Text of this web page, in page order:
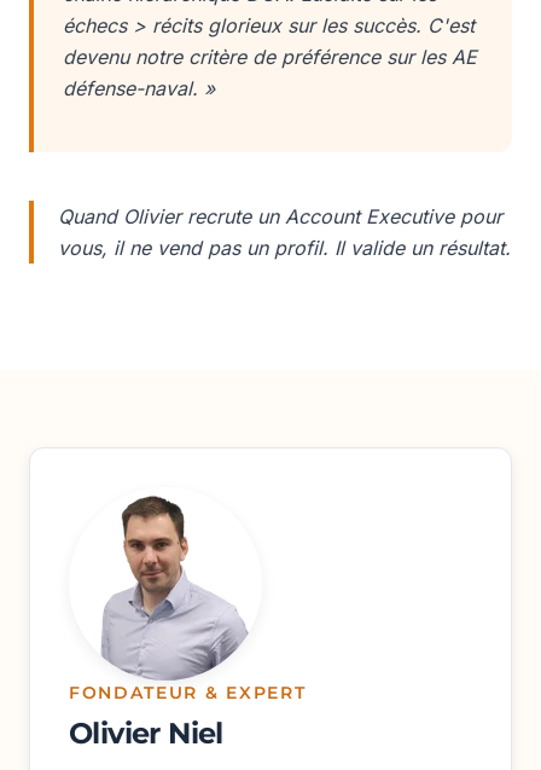
échecs > récits glorieux sur les succès. C'est
devenu notre critère de préférence sur les AE
défense-naval. »
Quand Olivier recrute un Account Executive pour
vous, il ne vend pas un profil. Il valide un résultat.
FONDATEUR & EXPERT
Olivier Niel